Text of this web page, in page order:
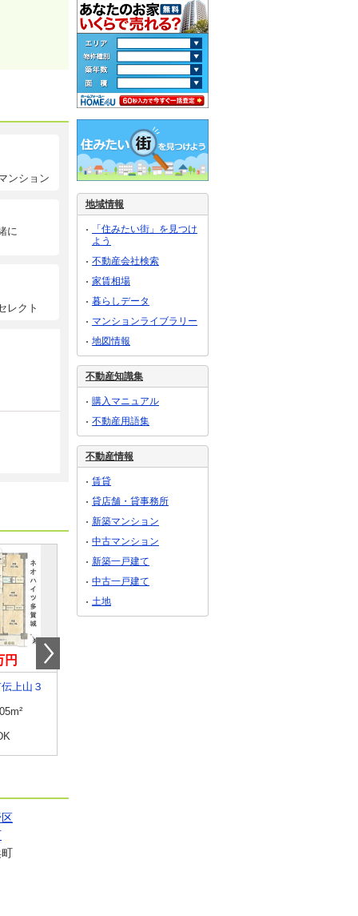
ンション
に
レクト
円
上山３
地域情報
「住みたい街」を見つけ
よう
不動産会社検索
家賃相場
暮らしデータ
マンションライブラリー
地図情報
不動産知識集
購入マニュアル
不動産用語集
不動産情報
賃貸
貸店舗・貸事務所
新築マンション
中古マンション
新築一戸建て
中古一戸建て
土地